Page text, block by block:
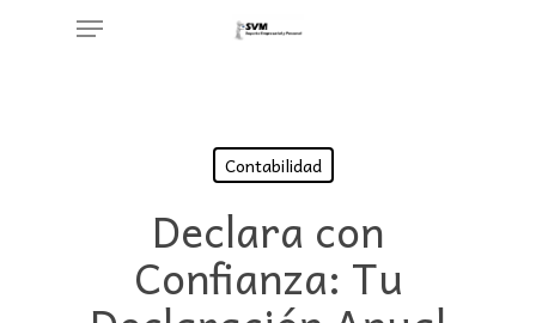
Menu
Contabilidad
Declara con
Confianza: Tu